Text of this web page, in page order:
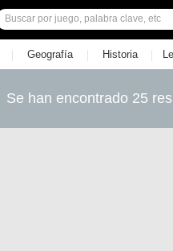
| Geografía | Historia |
Se han encontrado 25